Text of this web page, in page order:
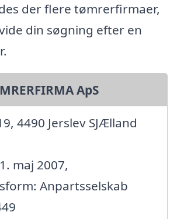
der flere tømrerfirmaer,
din søgning efter en
ApS
4490 Jerslev SJÆlland
maj 2007,
Anpartsselskab